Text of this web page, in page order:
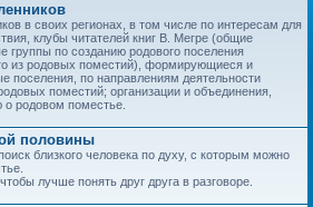
в своих регионах, в том числе по интересам для
клубы читателей книг В. Мегре (общие
группы по созданию родового поселения
из родовых поместий), формирующиеся и
поселения, по направлениям деятельности
поместий; организации и объединения,
родовом поместье.
половины
близкого человека по духу, с которым можно
лучше понять друг друга в разговоре.